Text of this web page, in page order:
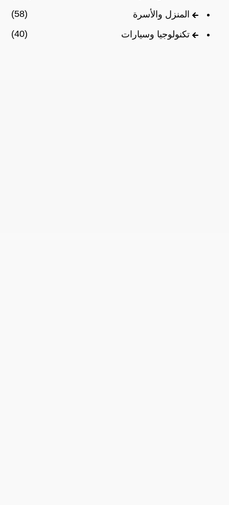
المنزل والأسرة
(58)
تكنولوجيا وسيارات
(40)